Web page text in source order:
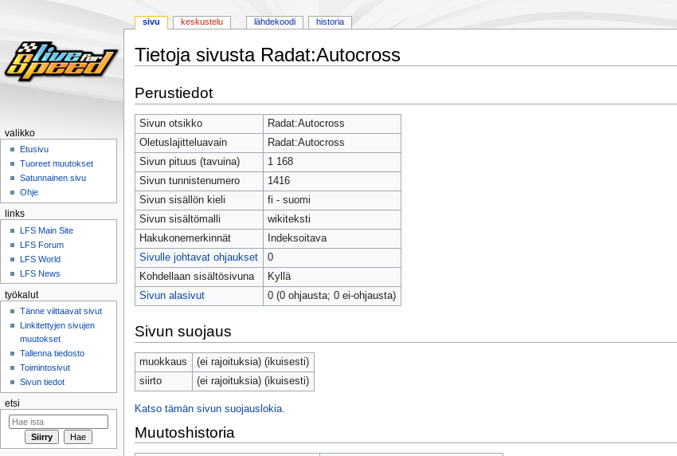
Tietoja sivusta Radat:Autocross
navigaatioon
hakuun
Perustiedot
Sivun otsikko
Radat:Autocross
Oletuslajitteluavain
Radat:Autocross
Sivun pituus (tavuina)
1 168
Sivun tunnistenumero
1416
Sivun sisällön kieli
fi - suomi
Sivun sisältömalli
wikiteksti
Hakukonemerkinnät
Indeksoitava
Sivulle johtavat ohjaukset
0
Kohdellaan sisältösivuna
Kyllä
Sivun alasivut
0 (0 ohjausta; 0 ei-ohjausta)
Sivun suojaus
muokkaus
(ei rajoituksia) (ikuisesti)
siirto
(ei rajoituksia) (ikuisesti)
Katso tämän sivun suojauslokia.
Muutoshistoria
sivu keskustelu lähdekoodi historia
valikko
Etusivu
Tuoreet muutokset
Satunnainen sivu
Ohje
links
LFS Main Site
LFS Forum
LFS World
LFS News
työkalut
Tänne viittaavat sivut
Linkitettyjen sivujen
muutokset
Tallenna tiedosto
Toimintosivut
Sivun tiedot
etsi